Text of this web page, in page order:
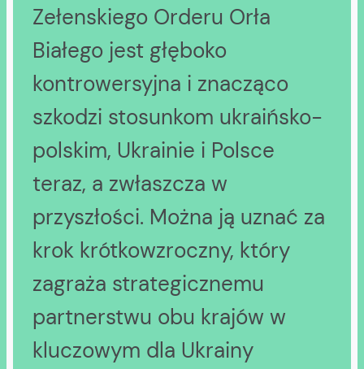
Zełenskiego Orderu Orła
Białego jest głęboko
kontrowersyjna i znacząco
szkodzi stosunkom ukraińsko-
polskim, Ukrainie i Polsce
teraz, a zwłaszcza w
przyszłości. Można ją uznać za
krok krótkowzroczny, który
zagraża strategicznemu
partnerstwu obu krajów w
kluczowym dla Ukrainy